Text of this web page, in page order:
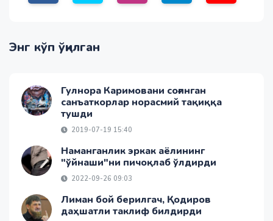
Энг кўп ўқилган
Гулнора Каримовани соғинган
санъаткорлар норасмий тақиққа
тушди
2019-07-19 15:40
Наманганлик эркак аёлининг
"ўйнаши"ни пичоқлаб ўлдирди
2022-09-26 09:03
Лиман бой берилгач, Қодиров
даҳшатли таклиф билдирди